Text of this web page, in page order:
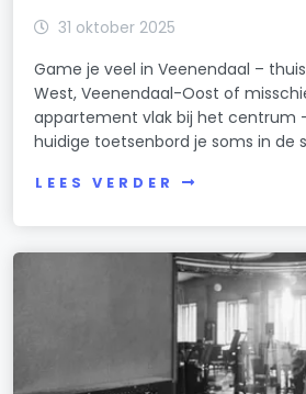
31 oktober 2025
Game je veel in Veenendaal –
West, Veenendaal-Oost of
appartement vlak bij het centrum
huidige toetsenbord je soms in de
LEES VERDER